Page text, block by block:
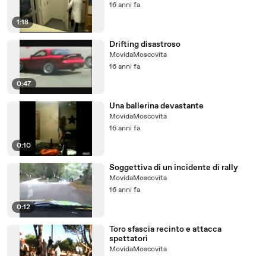
1:18
16 anni fa
0:47
Drifting disastroso
MovidaMoscovita
16 anni fa
0:10
Una ballerina devastante
MovidaMoscovita
16 anni fa
0:12
Soggettiva di un incidente di rally
MovidaMoscovita
16 anni fa
Toro sfascia recinto e attacca
spettatori
MovidaMoscovita